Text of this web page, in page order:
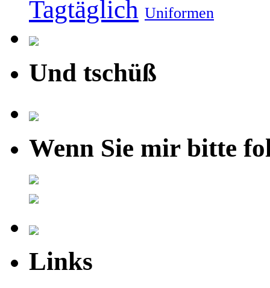
Tagtäglich Uniformen
Und tschüß
Wenn Sie mir bitte
Links